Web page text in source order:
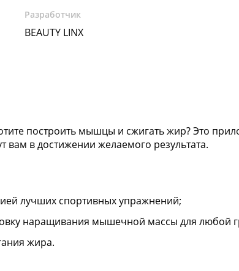
Разработчик
BEAUTY LINX
построить мышцы и сжигать жир? Это
в достижении желаемого результата.
лучших спортивных упражнений;
наращивания мышечной массы для любой
жира.